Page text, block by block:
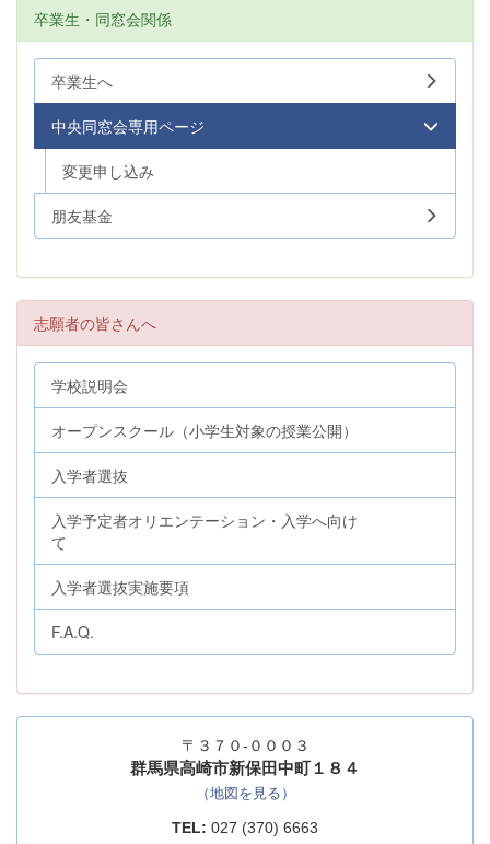
卒業生・同窓会関係
卒業生へ
中央同窓会専用ページ
変更申し込み
朋友基金
志願者の皆さんへ
学校説明会
オープンスクール（小学生対象の授業公開）
入学者選抜
入学予定者オリエンテーション・入学へ向け
て
入学者選抜実施要項
F.A.Q.
〒３７０-０００３
群馬県高崎市新保田中町１８４
（地図を見る）
TEL: 027 (370) 6663